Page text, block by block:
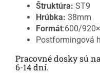
Štruktúra: ST9
Hrúbka: 38mm
Formát:600/
Postformingová
Pracovné dosky sú
6-14 dní.